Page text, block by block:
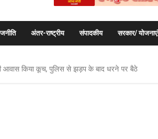
अंतर-राष्ट्रीय संपादकीय सरकार/ योजनाएं
आवास किया कूच, पुलिस से झड़प के बाद धरने पर बैठे